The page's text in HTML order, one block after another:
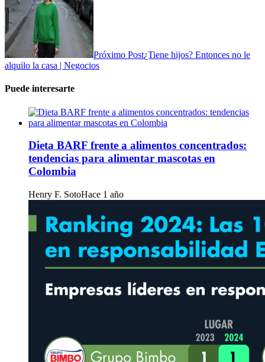
Próximo Post¿Tiene hijos? Entonces no le
alquilo la casa | Negocios
Puede interesarte
Dieta BARF frente a alimentos concentrados:
tendencias para alimentar mascotas en
Colombia
Henry F. SotoHace 1 año